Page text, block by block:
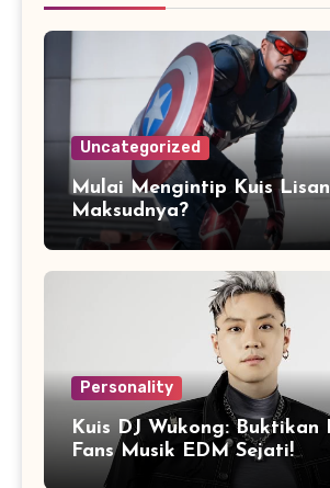
Uncategorized
Mulai Mengintip Kuis
Maksudnya?
Personality
Kuis DJ Wukong: Buktikan
Fans Musik EDM Sejati!